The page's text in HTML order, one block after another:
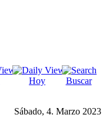
Hoy Buscar
Sábado, 4. Marzo 2023